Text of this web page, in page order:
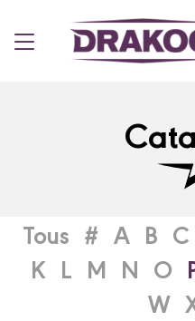
Tous # A B C
K L M N O
W